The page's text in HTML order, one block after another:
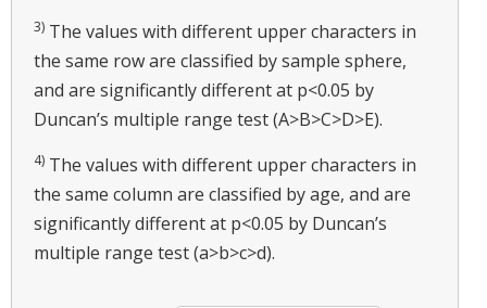
3) The values with different upper characters in
the same row are classified by sample sphere,
and are significantly different at p<0.05 by
Duncan’s multiple range test (A>B>C>D>E).
4) The values with different upper characters in
the same column are classified by age, and are
significantly different at p<0.05 by Duncan’s
multiple range test (a>b>c>d).